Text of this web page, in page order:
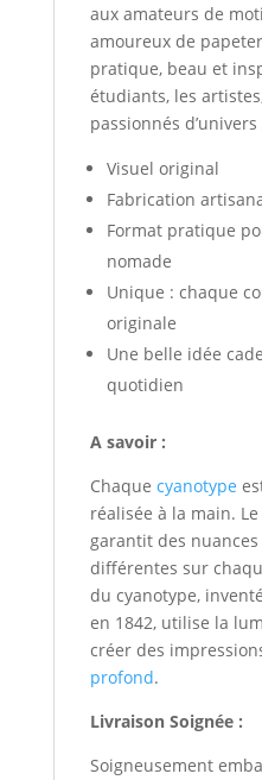
aux amateurs de
amoureux de
pratique, beau et
étudiants, les
passionnés
Visuel original
Fabrication
Format pratique
nomade
Unique : chaque
originale
Une belle idée
quotidien
A savoir :
Chaque cyanotype
réalisée à la main.
garantit des
différentes sur
du cyanotype,
en 1842, utilise la
créer des
profond.
Livraison Soignée :
Soigneusement